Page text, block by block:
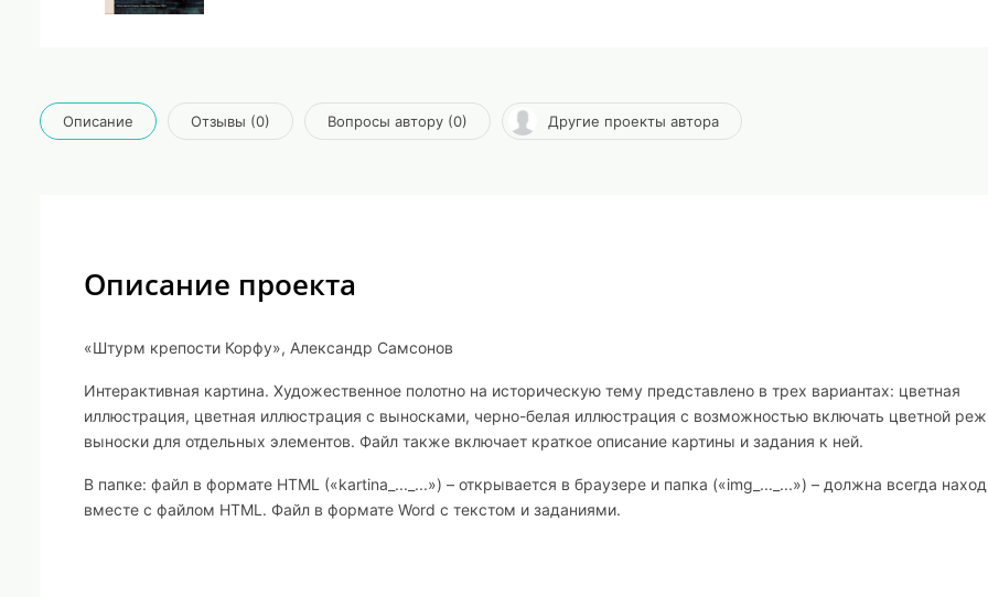
Описание Отзывы (0) Вопросы автору (0) Другие проекты автора
Описание проекта
«Штурм крепости Корфу», Александр Самсонов
Интерактивная картина. Художественное полотно на историческую тему представлено в трех вариантах: цветная
иллюстрация, цветная иллюстрация с выносками, черно-белая иллюстрация с возможностью включать цветной
выноски для отдельных элементов. Файл также включает краткое описание картины и задания к ней.
В папке: файл в формате HTML («kartina_..._...») – открывается в браузере и папка («img_..._...») – должна всегда
вместе с файлом HTML. Файл в формате Word с текстом и заданиями.